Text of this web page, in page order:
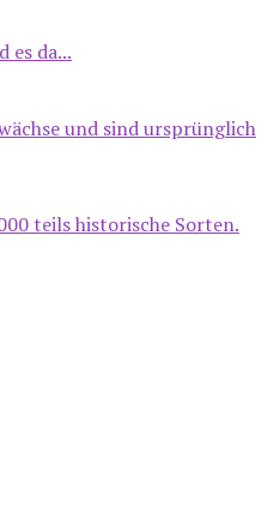
es da...
und sind ursprünglich
teils historische Sorten.